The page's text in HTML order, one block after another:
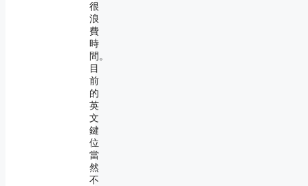
很
浪
費
時
間。
目
前
的
英
文
鍵
位
當
然
不